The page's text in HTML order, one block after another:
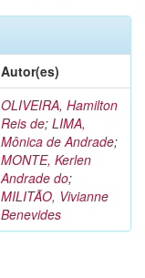
Autor(es)
OLIVEIRA, Hamilton
Reis de; LIMA,
Mônica de Andrade;
MONTE, Kerlen
Andrade do;
MILITÃO, Vivianne
Benevides